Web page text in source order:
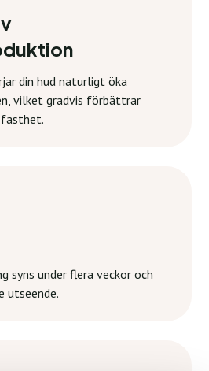
din hud naturligt öka
vilket gradvis förbättrar
fasthet.
syns under flera veckor och
utseende.